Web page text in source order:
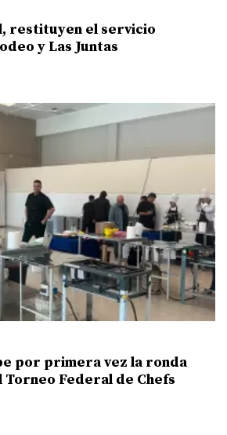
restituyen el servicio
y Las Juntas
por primera vez la ronda
Federal de Chefs